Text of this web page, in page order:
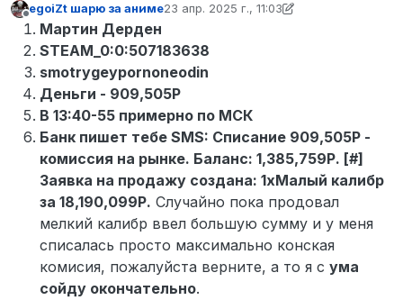
Не в сети
egoiZt шарю за аниме23 апр. 2025 г., 11:03
отредактировано Кампот
Мартин Дерден
STEAM_0:0:507183638
smotrygeypornoneodin
Деньги - 909,505Р
В 13:40-55 примерно по МСК
Банк пишет тебе SMS: Списание 909,505Р -
комиссия на рынке. Баланс: 1,385,759Р. [#]
Заявка на продажу создана: 1xМалый калибр
за 18,190,099Р. Случайно пока продовал
мелкий калибр ввел большую сумму и у меня
списалась просто максимально конская
комисия, пожалуйста верните, а то я с ума
сойду окончательно.